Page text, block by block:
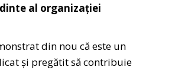
al organizației
din nou că este un
și pregătit să contribuie